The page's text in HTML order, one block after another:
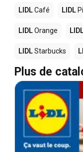
LIDLCafé LIDL
LIDLOrange
LIDLStarbucks
Plus de